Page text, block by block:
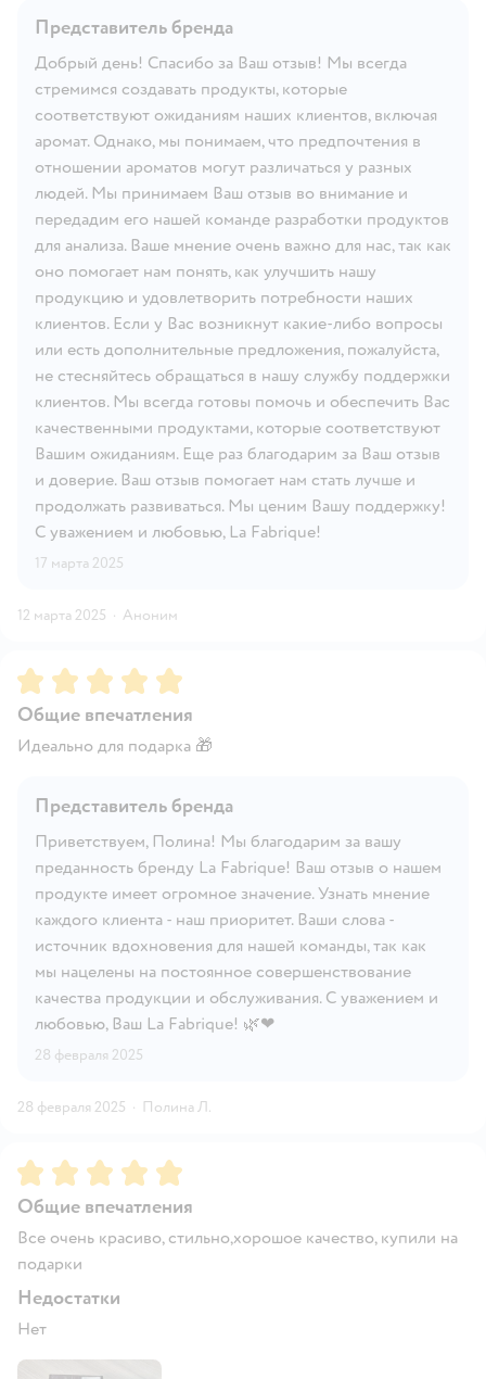
Представитель бренда
Добрый день! Спасибо за Ваш отзыв! Мы всегда
стремимся создавать продукты, которые
соответствуют ожиданиям наших клиентов, включая
аромат. Однако, мы понимаем, что предпочтения в
отношении ароматов могут различаться у разных
людей. Мы принимаем Ваш отзыв во внимание и
передадим его нашей команде разработки продуктов
для анализа. Ваше мнение очень важно для нас, так как
оно помогает нам понять, как улучшить нашу
продукцию и удовлетворить потребности наших
клиентов. Если у Вас возникнут какие-либо вопросы
или есть дополнительные предложения, пожалуйста,
не стесняйтесь обращаться в нашу службу поддержки
клиентов. Мы всегда готовы помочь и обеспечить Вас
качественными продуктами, которые соответствуют
Вашим ожиданиям. Еще раз благодарим за Ваш отзыв
и доверие. Ваш отзыв помогает нам стать лучше и
продолжать развиваться. Мы ценим Вашу поддержку!
С уважением и любовью, La Fabrique!
17 марта 2025
12 марта 2025 · Аноним
Рейтинг:5
Общие впечатления
Идеально для подарка 🎁
Представитель бренда
Приветствуем, Полина! Мы благодарим за вашу
преданность бренду La Fabrique! Ваш отзыв о нашем
продукте имеет огромное значение. Узнать мнение
каждого клиента - наш приоритет. Ваши слова -
источник вдохновения для нашей команды, так как
мы нацелены на постоянное совершенствование
качества продукции и обслуживания. С уважением и
любовью, Ваш La Fabrique! 🌿❤
28 февраля 2025
28 февраля 2025 · Полина Л.
Рейтинг:5
Общие впечатления
Все очень красиво, стильно,хорошое качество, купили на
подарки
Недостатки
Нет